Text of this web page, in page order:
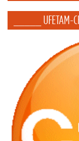
_____ UFETAM-